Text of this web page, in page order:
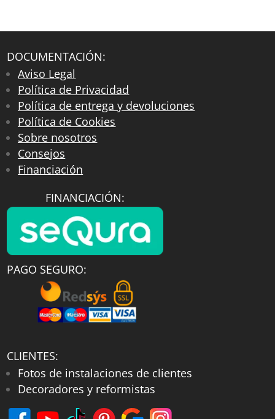
DOCUMENTACIÓN:
Aviso Legal
Política de Privacidad
Política de entrega y devoluciones
Política de Cookies
Sobre nosotros
Consejos
Financiación
FINANCIACIÓN:
PAGO SEGURO:
CLIENTES:
Fotos de instalaciones de clientes
Decoradores y reformistas